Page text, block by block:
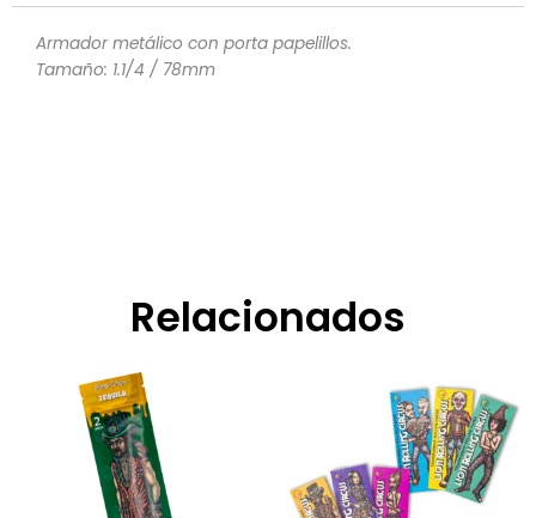
Armador metálico con porta papelillos.
Tamaño: 1.1/4 / 78mm
Relacionados